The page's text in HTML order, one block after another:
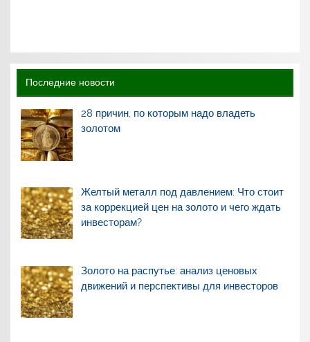
Последние новости
28 причин, по которым надо владеть
золотом
Желтый металл под давлением: Что стоит
за коррекцией цен на золото и чего ждать
инвесторам?
Золото на распутье: анализ ценовых
движений и перспективы для инвесторов